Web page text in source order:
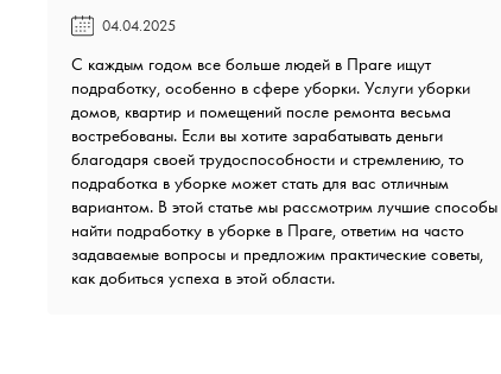
04.04.2025
С каждым годом все больше людей в Праге ищут
подработку, особенно в сфере уборки. Услуги уборки
домов, квартир и помещений после ремонта весьма
востребованы. Если вы хотите зарабатывать деньги
благодаря своей трудоспособности и стремлению, то
подработка в уборке может стать для вас отличным
вариантом. В этой статье мы рассмотрим лучшие способы
найти подработку в уборке в Праге, ответим на часто
задаваемые вопросы и предложим практические советы,
как добиться успеха в этой области.